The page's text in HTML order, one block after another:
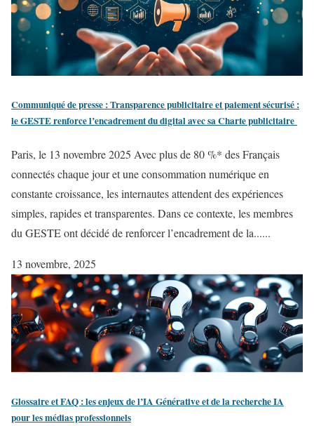
Communiqué de presse : Transparence publicitaire et paiement sécurisé :
le GESTE renforce l’encadrement du digital avec sa Charte publicitaire
Paris, le 13 novembre 2025 Avec plus de 80 %* des Français
connectés chaque jour et une consommation numérique en
constante croissance, les internautes attendent des expériences
simples, rapides et transparentes. Dans ce contexte, les membres
du GESTE ont décidé de renforcer l’encadrement de la......
13 novembre, 2025
Glossaire et FAQ : les enjeux de l’IA Générative et de la recherche IA
pour les médias professionnels